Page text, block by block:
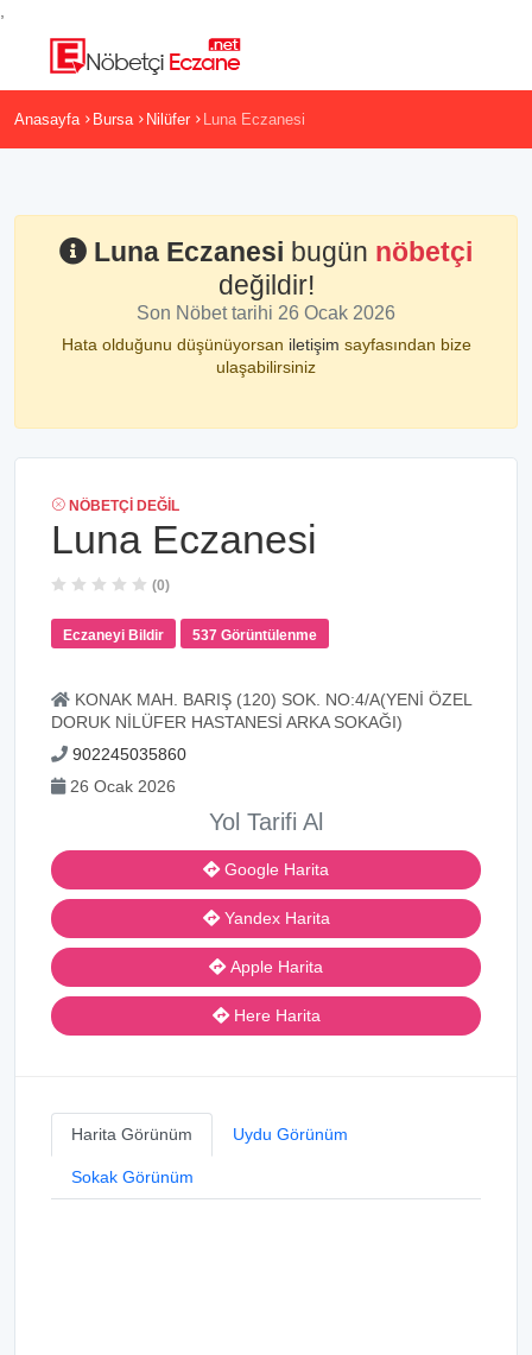
Anasayfa Bursa Nilüfer Luna Eczanesi
Luna Eczanesi bugün nöbetçi
değildir!
Son Nöbet tarihi 26 Ocak 2026
Hata olduğunu düşünüyorsan iletişim sayfasından bize
ulaşabilirsiniz
NÖBETÇI DEĞIL
Luna Eczanesi
(0)
Eczaneyi Bildir 537 Görüntülenme
KONAK MAH. BARIŞ (120) SOK. NO:4/A(YENİ ÖZEL
DORUK NİLÜFER HASTANESİ ARKA SOKAĞI)
902245035860
26 Ocak 2026
Yol Tarifi Al
Google Harita
Yandex Harita
Apple Harita
Here Harita
Harita Görünüm Uydu Görünüm
Sokak Görünüm